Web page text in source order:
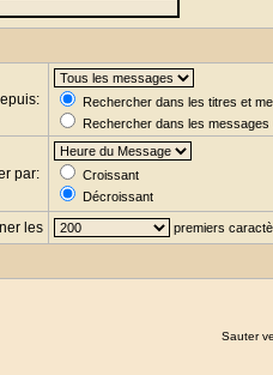
Rechercher dans les titres et
Rechercher dans les messages
par:
Croissant
Décroissant
les premiers
Sauter